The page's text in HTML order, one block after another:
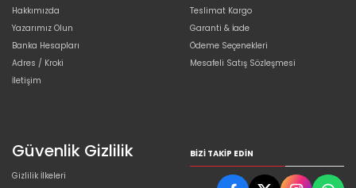
Hakkımızda
Yazarımız Olun
Banka Hesapları
Adres / Kroki
İletişim
Teslimat Kargo
Garanti & İade
Ödeme Seçenekleri
Mesafeli Satış Sözleşmesi
Güvenlik Gizlilik
Gizlilik İlkeleri
BIZI TAKIP EDIN